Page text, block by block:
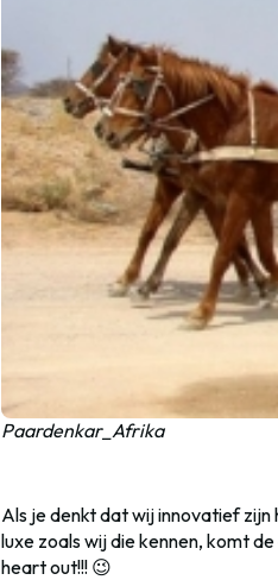
Paardenkar_Afrika
Als je denkt dat wij innovatief
luxe zoals wij die kennen, komt
heart out!!! 😉